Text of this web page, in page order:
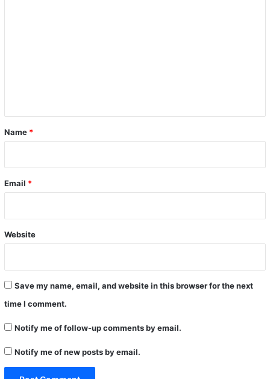
*
Name *
Email *
Website
Save my name, email, and website in this browser for the next
time I comment.
Notify me of follow-up comments by email.
Notify me of new posts by email.